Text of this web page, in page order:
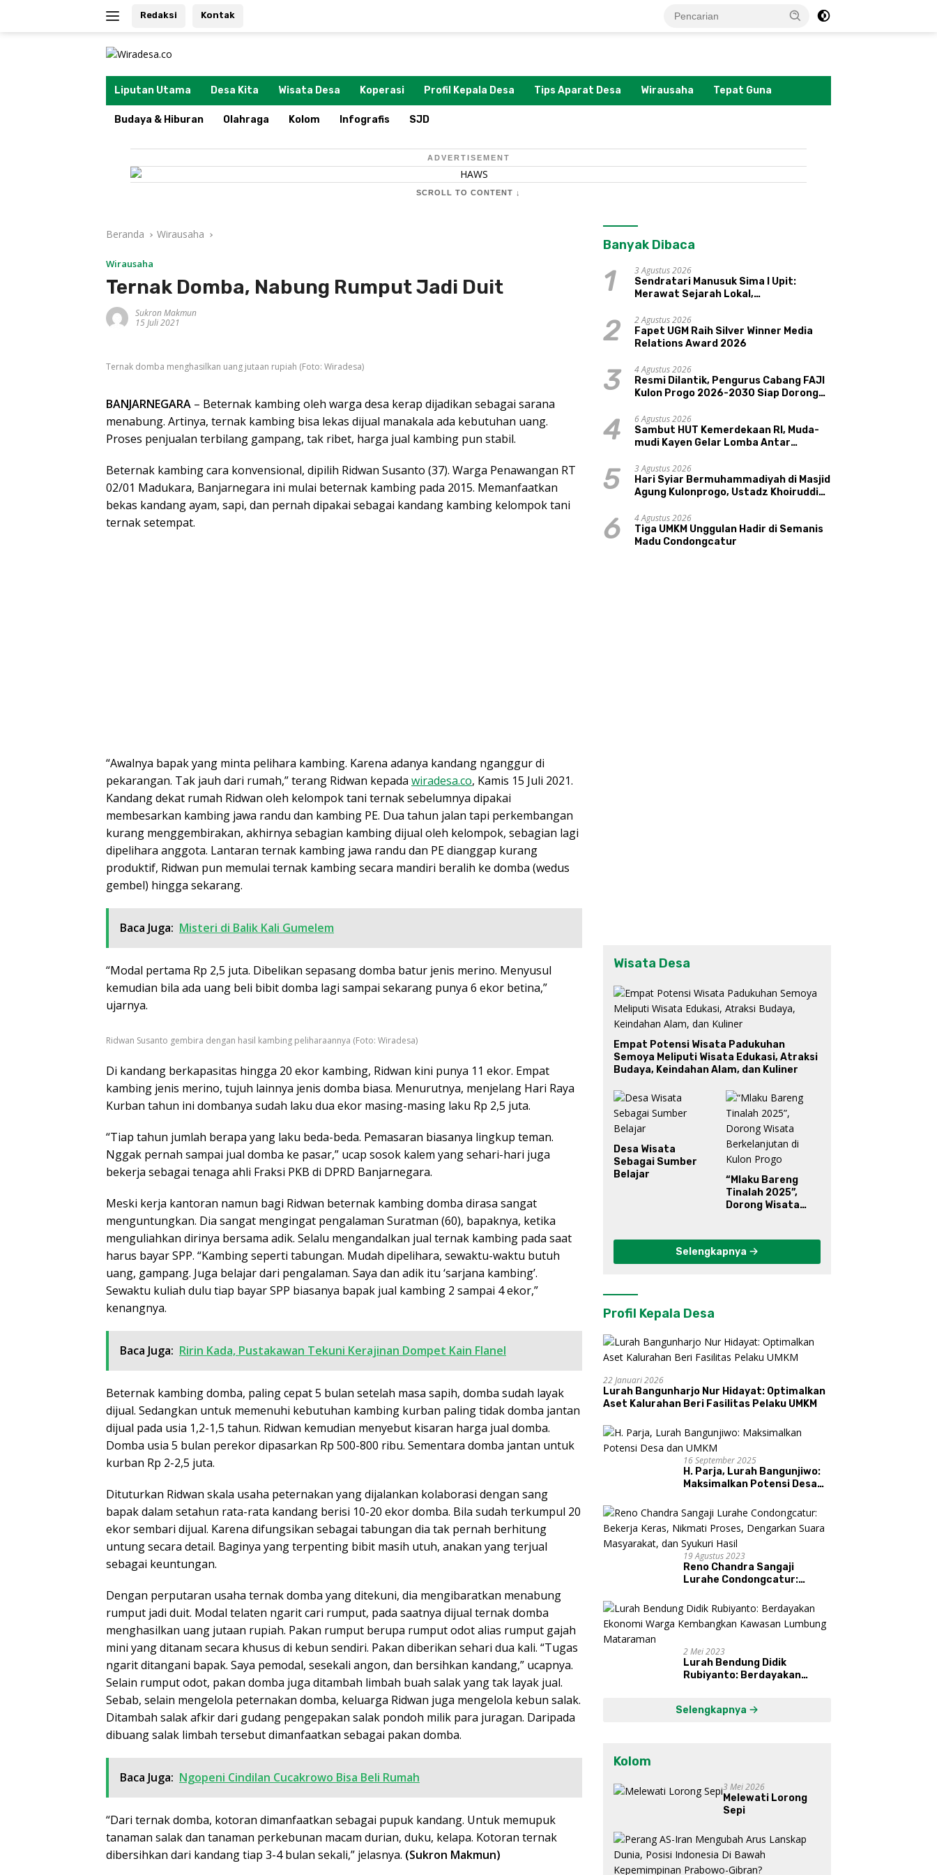
Redaksi Kontak
Liputan Utama Desa Kita Wisata Desa Koperasi Profil Kepala Desa Tips Aparat Desa Wirausaha Tepat Guna
Budaya & Hiburan Olahraga Kolom Infografis SJD
ADVERTISEMENT
SCROLL TO CONTENT ↓
Beranda Wirausaha
Wirausaha
Ternak Domba, Nabung Rumput Jadi Duit
Sukron Makmun
15 Juli 2021
Ternak domba menghasilkan uang jutaan rupiah (Foto: Wiradesa)
BANJARNEGARA – Beternak kambing oleh warga desa kerap dijadikan sebagai sarana
menabung. Artinya, ternak kambing bisa lekas dijual manakala ada kebutuhan uang.
Proses penjualan terbilang gampang, tak ribet, harga jual kambing pun stabil.
Beternak kambing cara konvensional, dipilih Ridwan Susanto (37). Warga Penawangan RT
02/01 Madukara, Banjarnegara ini mulai beternak kambing pada 2015. Memanfaatkan
bekas kandang ayam, sapi, dan pernah dipakai sebagai kandang kambing kelompok tani
ternak setempat.
“Awalnya bapak yang minta pelihara kambing. Karena adanya kandang nganggur di
pekarangan. Tak jauh dari rumah,” terang Ridwan kepada wiradesa.co, Kamis 15 Juli 2021.
Kandang dekat rumah Ridwan oleh kelompok tani ternak sebelumnya dipakai
membesarkan kambing jawa randu dan kambing PE. Dua tahun jalan tapi perkembangan
kurang menggembirakan, akhirnya sebagian kambing dijual oleh kelompok, sebagian lagi
dipelihara anggota. Lantaran ternak kambing jawa randu dan PE dianggap kurang
produktif, Ridwan pun memulai ternak kambing secara mandiri beralih ke domba (wedus
gembel) hingga sekarang.
Baca Juga: Misteri di Balik Kali Gumelem
“Modal pertama Rp 2,5 juta. Dibelikan sepasang domba batur jenis merino. Menyusul
kemudian bila ada uang beli bibit domba lagi sampai sekarang punya 6 ekor betina,”
ujarnya.
Ridwan Susanto gembira dengan hasil kambing peliharaannya (Foto: Wiradesa)
Di kandang berkapasitas hingga 20 ekor kambing, Ridwan kini punya 11 ekor. Empat
kambing jenis merino, tujuh lainnya jenis domba biasa. Menurutnya, menjelang Hari Raya
Kurban tahun ini dombanya sudah laku dua ekor masing-masing laku Rp 2,5 juta.
“Tiap tahun jumlah berapa yang laku beda-beda. Pemasaran biasanya lingkup teman.
Nggak pernah sampai jual domba ke pasar,” ucap sosok kalem yang sehari-hari juga
bekerja sebagai tenaga ahli Fraksi PKB di DPRD Banjarnegara.
Meski kerja kantoran namun bagi Ridwan beternak kambing domba dirasa sangat
menguntungkan. Dia sangat mengingat pengalaman Suratman (60), bapaknya, ketika
menguliahkan dirinya bersama adik. Selalu mengandalkan jual ternak kambing pada saat
harus bayar SPP. “Kambing seperti tabungan. Mudah dipelihara, sewaktu-waktu butuh
uang, gampang. Juga belajar dari pengalaman. Saya dan adik itu ‘sarjana kambing’.
Sewaktu kuliah dulu tiap bayar SPP biasanya bapak jual kambing 2 sampai 4 ekor,”
kenangnya.
Baca Juga: Ririn Kada, Pustakawan Tekuni Kerajinan Dompet Kain Flanel
Beternak kambing domba, paling cepat 5 bulan setelah masa sapih, domba sudah layak
dijual. Sedangkan untuk memenuhi kebutuhan kambing kurban paling tidak domba jantan
dijual pada usia 1,2-1,5 tahun. Ridwan kemudian menyebut kisaran harga jual domba.
Domba usia 5 bulan perekor dipasarkan Rp 500-800 ribu. Sementara domba jantan untuk
kurban Rp 2-2,5 juta.
Dituturkan Ridwan skala usaha peternakan yang dijalankan kolaborasi dengan sang
bapak dalam setahun rata-rata kandang berisi 10-20 ekor domba. Bila sudah terkumpul 20
ekor sembari dijual. Karena difungsikan sebagai tabungan dia tak pernah berhitung
untung secara detail. Baginya yang terpenting bibit masih utuh, anakan yang terjual
sebagai keuntungan.
Dengan perputaran usaha ternak domba yang ditekuni, dia mengibaratkan menabung
rumput jadi duit. Modal telaten ngarit cari rumput, pada saatnya dijual ternak domba
menghasilkan uang jutaan rupiah. Pakan rumput berupa rumput odot alias rumput gajah
mini yang ditanam secara khusus di kebun sendiri. Pakan diberikan sehari dua kali. “Tugas
ngarit ditangani bapak. Saya pemodal, sesekali angon, dan bersihkan kandang,” ucapnya.
Selain rumput odot, pakan domba juga ditambah limbah buah salak yang tak layak jual.
Sebab, selain mengelola peternakan domba, keluarga Ridwan juga mengelola kebun salak.
Ditambah salak afkir dari gudang pengepakan salak pondoh milik para juragan. Daripada
dibuang salak limbah tersebut dimanfaatkan sebagai pakan domba.
Baca Juga: Ngopeni Cindilan Cucakrowo Bisa Beli Rumah
“Dari ternak domba, kotoran dimanfaatkan sebagai pupuk kandang. Untuk memupuk
tanaman salak dan tanaman perkebunan macam durian, duku, kelapa. Kotoran ternak
dibersihkan dari kandang tiap 3-4 bulan sekali,” jelasnya. (Sukron Makmun)
Banyak Dibaca
1
3 Agustus 2026
Sendratari Manusuk Sima I Upit:
Merawat Sejarah Lokal,
Pariwisata, dan Ekologi Klaten
2
2 Agustus 2026
Fapet UGM Raih Silver Winner Media
Relations Award 2026
3
4 Agustus 2026
Resmi Dilantik, Pengurus Cabang FAJI
Kulon Progo 2026-2030 Siap Dorong
Sungai Progo
4
6 Agustus 2026
Sambut HUT Kemerdekaan RI, Muda-
mudi Kayen Gelar Lomba Antar
5
3 Agustus 2026
Hari Syiar Bermuhammadiyah di Masjid
Agung Kulonprogo, Ustadz Khoiruddin
Sakinah Adalah Agama
6
4 Agustus 2026
Tiga UMKM Unggulan Hadir di Semanis
Madu Condongcatur
Wisata Desa
Empat Potensi Wisata Padukuhan
Semoya Meliputi Wisata Edukasi, Atraksi
Budaya, Keindahan Alam, dan Kuliner
Desa Wisata
Sebagai Sumber
Belajar
“Mlaku Bareng
Tinalah 2025”,
Dorong Wisata
Selengkapnya
Profil Kepala Desa
22 Januari 2026
Lurah Bangunharjo Nur Hidayat: Optimalkan
Aset Kalurahan Beri Fasilitas Pelaku UMKM
16 September 2025
H. Parja, Lurah Bangunjiwo:
Maksimalkan Potensi Desa
19 Agustus 2023
Reno Chandra Sangaji
Lurahe Condongcatur:
Proses, Dengarkan Suara
Masyarakat, dan Syukuri
Hasil
2 Mei 2023
Lurah Bendung Didik
Rubiyanto: Berdayakan
Mataraman
Selengkapnya
Kolom
3 Mei 2026
Melewati Lorong
Sepi